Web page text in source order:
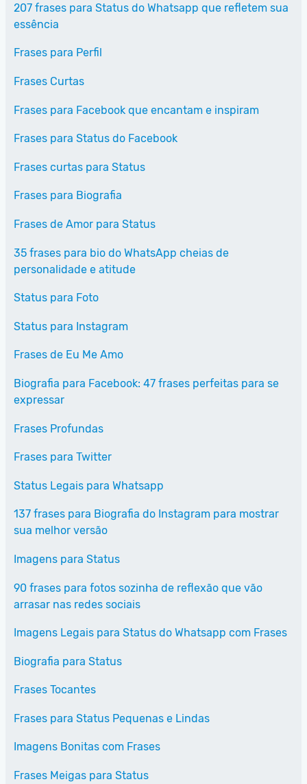
207 frases para Status do Whatsapp que refletem sua
essência
Frases para Perfil
Frases Curtas
Frases para Facebook que encantam e inspiram
Frases para Status do Facebook
Frases curtas para Status
Frases para Biografia
Frases de Amor para Status
35 frases para bio do WhatsApp cheias de
personalidade e atitude
Status para Foto
Status para Instagram
Frases de Eu Me Amo
Biografia para Facebook: 47 frases perfeitas para se
expressar
Frases Profundas
Frases para Twitter
Status Legais para Whatsapp
137 frases para Biografia do Instagram para mostrar
sua melhor versão
Imagens para Status
90 frases para fotos sozinha de reflexão que vão
arrasar nas redes sociais
Imagens Legais para Status do Whatsapp com Frases
Biografia para Status
Frases Tocantes
Frases para Status Pequenas e Lindas
Imagens Bonitas com Frases
Frases Meigas para Status